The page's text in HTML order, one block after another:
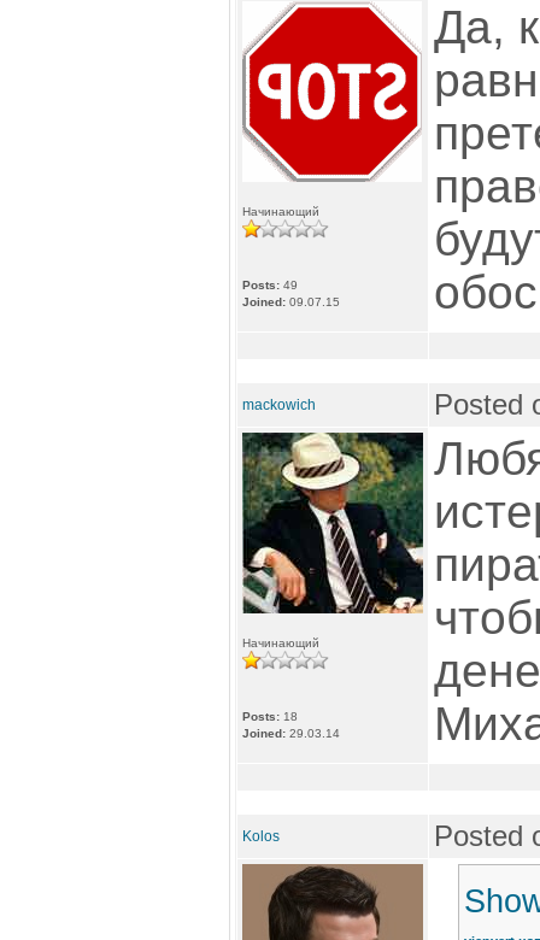
Начинающий
Posts: 49
Joined: 09.07.15
Да,
mackowich Posted
Начинающий
Posts: 18
Joined: 29.03.14
Kolos Posted